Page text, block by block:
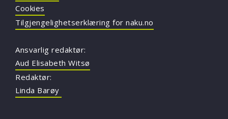
Cookies
Tilgjengelighetserklæring for naku.no
Ansvarlig redaktør:
Aud Elisabeth Witsø
Redaktør:
Linda Barøy